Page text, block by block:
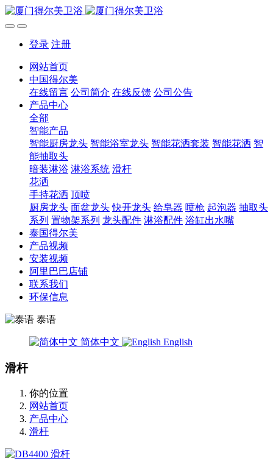
登录 注册
网站首页
中国得尔美
在线留言 公司简介 在线反馈 公司公告
产品中心
全部
智能产品
智能厨房龙头 智能浴室龙头 智能花洒套装 智能花洒 智
能抽取头
暗装淋浴 淋浴系统 滑杆
花洒
手持花洒 顶喷
厨房龙头 面盆龙头 快开龙头 给皂器 喷枪 起泡器 抽取头
系列 置物架系列 龙头配件 淋浴配件 浴缸出水嘴
泰国得尔美
产品视频
安装视频
阿里巴巴店铺
联系我们
环保信息
泰语
简体中文 English
滑杆
你的位置
网站首页
产品中心
滑杆